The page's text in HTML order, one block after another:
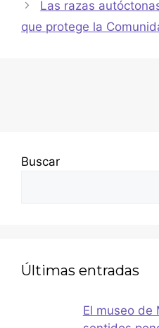
Las razas
que protege la
Buscar
Últimas entradas
El museo de